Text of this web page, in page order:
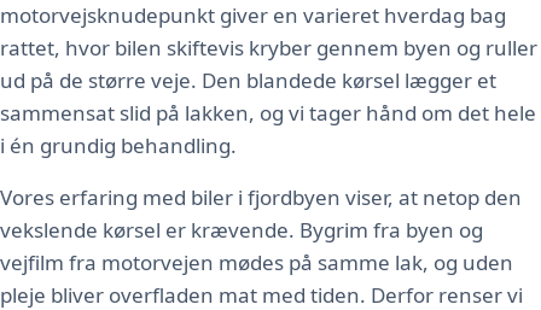
motorvejsknudepunkt giver en varieret hverdag bag
rattet, hvor bilen skiftevis kryber gennem byen og ruller
ud på de større veje. Den blandede kørsel lægger et
sammensat slid på lakken, og vi tager hånd om det hele
i én grundig behandling.
Vores erfaring med biler i fjordbyen viser, at netop den
vekslende kørsel er krævende. Bygrim fra byen og
vejfilm fra motorvejen mødes på samme lak, og uden
pleje bliver overfladen mat med tiden. Derfor renser vi